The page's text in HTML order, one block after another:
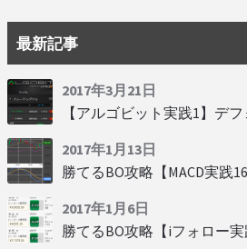
最新記事
2017年3月21日
【アルゴビット実践1】デ
2017年1月13日
勝てるBO攻略【MACD実践
2017年1月6日